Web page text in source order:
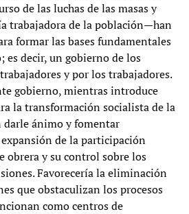
de las luchas de las masas y
trabajadora de la población—han
formar las bases fundamentales
es decir, un gobierno de los
y por los trabajadores.
gobierno, mientras introduce
la transformación socialista de la
darle ánimo y fomentar
de la participación
obrera y su control sobre los
Favorecería la eliminación
que obstaculizan los procesos
como centros de